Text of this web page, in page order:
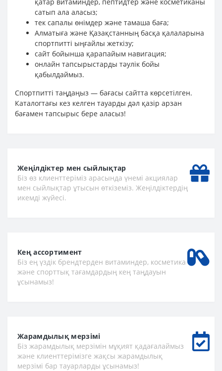
сатып ала аласыз;
тек сапалы өнімдер және тамаша баға;
Алматыға және Қазақстанның басқа қалаларына
спортпитті ыңғайлы жеткізу;
сайт бойынша қарапайым навигация;
онлайн тапсырыстарды тәулік бойы
қабылдаймыз.
Спортпитті таңдаңыз — бағасы сайтта көрсетілген.
Каталогтағы кез келген тауарды дәл қазір арзан
бағамен тапсырыс бере аласыз!
Жеңілдіктер мен сыйлықтар
Біз өз клиенттеріміз арасында үнемі акциялар
мен сыйлықтар ұтысын өткіземіз. Жеңілдіктердің
икемді жүйесі.
Кең ассортимент
Біз ең үздік брендтерден витаминдер, косметика
және спорттық тағамдардың кең таңдауын
ұсынамыз!
Жарамдылық мерзімі
Біз жарамдылық мерзімін мұқият қадағалаймыз
және клиенттерімізге жақсы жарамдылық
мерзімі бар тауарларды ұсынамыз!